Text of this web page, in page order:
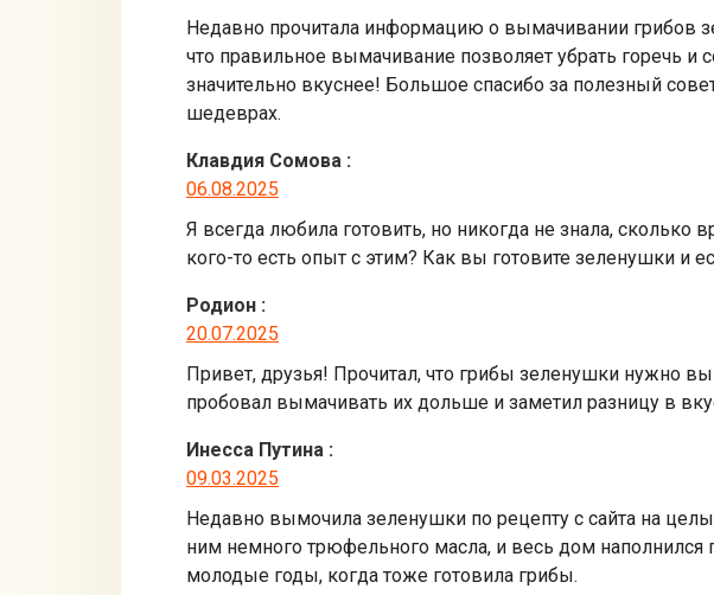
Недавно прочитала информацию о вымачивании грибов
что правильное вымачивание позволяет убрать горечь и
значительно вкуснее! Большое спасибо за полезный
шедеврах.
Клавдия Сомова :
06.08.2025
Я всегда любила готовить, но никогда не знала,
кого-то есть опыт с этим? Как вы готовите зеленушки и
Родион :
20.07.2025
Привет, друзья! Прочитал, что грибы зеленушки нужно
пробовал вымачивать их дольше и заметил разницу в
Инесса Путина :
09.03.2025
Недавно вымочила зеленушки по рецепту с сайта на
ним немного трюфельного масла, и весь дом
молодые годы, когда тоже готовила грибы.